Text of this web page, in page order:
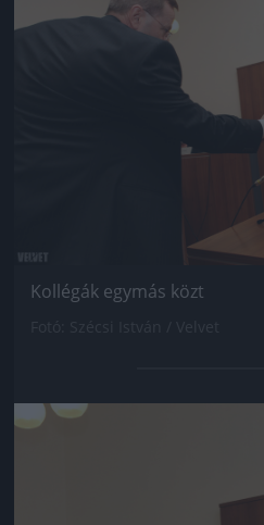
Kollégák egymás közt